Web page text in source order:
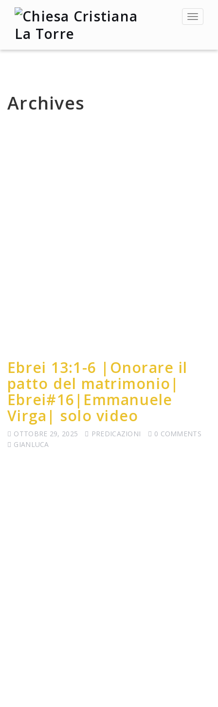
Toggle
Archives
Ebrei 13:1-6 |Onorare il
patto del matrimonio|
Ebrei#16|Emmanuele
Virga| solo video
OTTOBRE 29, 2025 PREDICAZIONI
0 COMMENTS
GIANLUCA